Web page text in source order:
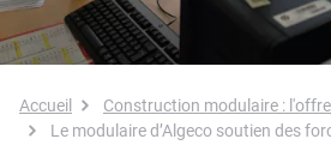
Fil d'Ariane
Accueil Construction modulaire :
Le modulaire d’Algeco soutien des